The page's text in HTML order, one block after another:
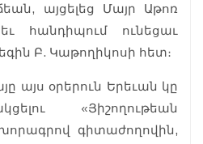
այցելեց Մայր Աթոռ
հանդիպում ունեցաւ
Բ. Կաթողիկոսի հետ։
այս օրերուն Երեւան կը
«Յիշողութեան
գիտաժողովին,